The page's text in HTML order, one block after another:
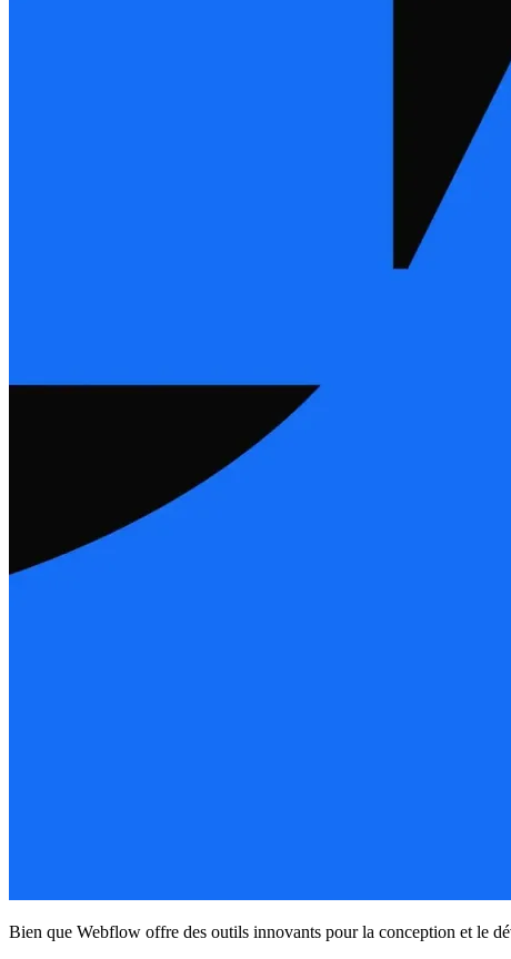
Bien que Webflow offre des outils innovants pour la conception et le